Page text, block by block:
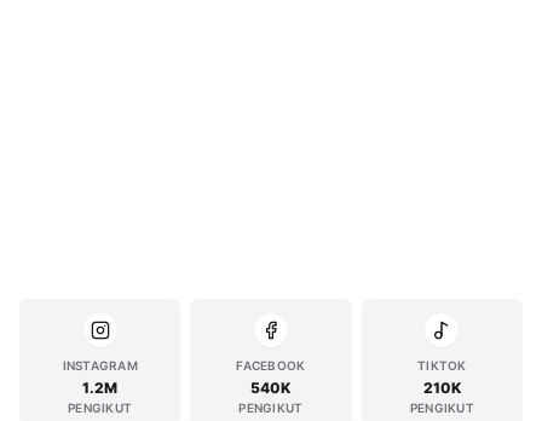
INSTAGRAM
1.2M
PENGIKUT
FACEBOOK
540K
PENGIKUT
TIKTOK
210K
PENGIKUT